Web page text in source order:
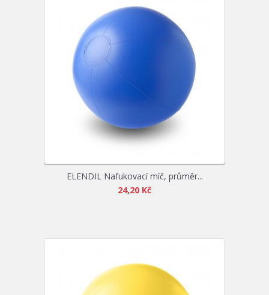
ELENDIL Nafukovací míč, průměr...
24,20 Kč